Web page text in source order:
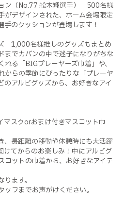
ン（No.77 舩木翔選手） 500名様
がデザインされた、ホーム会場限定
手のクッションが登場します！
ズ 1,000名様推しのグッズもまとめ
までカバンの中で迷子になりがちな
れる「BIGプレーヤーズ巾着」や、
からの季節にぴったりな「プレーヤ
のアルビグッズから、お好きなアイ
マスクorおまけ付きマスコット巾
、長距離の移動や休憩時にも大活躍
けてからのお楽しみ！中にアルビグ
コットの巾着から、お好きなアイテ
ます。
フまでお声がけください。